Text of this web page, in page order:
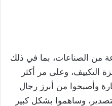
من الصناعات، بما في ذلك
التكييف، وعلى مر أكثر
وأصبحوا من أبرز رجال
وساهموا بشكل كبير